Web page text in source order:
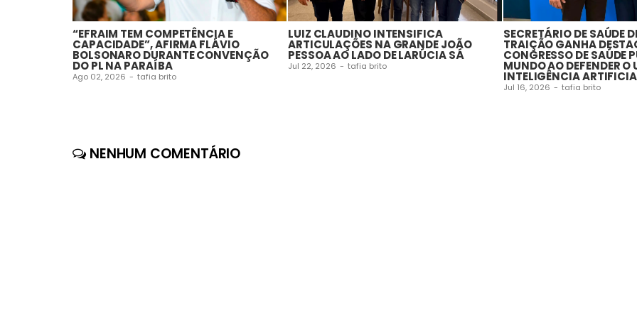
“EFRAIM TEM COMPETÊNCIA E
CAPACIDADE”, AFIRMA FLÁVIO
BOLSONARO DURANTE CONVENÇÃO
DO PL NA PARAÍBA
Ago 02, 2026 - tafia brito
LUIZ CLAUDINO INTENSIFICA
ARTICULAÇÕES NA GRANDE JOÃO
PESSOA AO LADO DE LARÚCIA SÁ
Jul 22, 2026 - tafia brito
SECRETÁRIO DE SAÚDE
TRAIÇÃO GANHA
CONGRESSO DE SAÚDE
MUNDO AO DEFENDER O
INTELIGÊNCIA
Jul 16, 2026 - tafia brito
NENHUM COMENTÁRIO